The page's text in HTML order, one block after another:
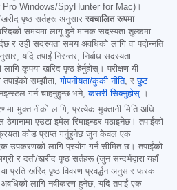
Pro Windows/SpyHunter for Mac)।
खरीद पृष्ठ सर्तहरू अनुसार स्वचालित रूपमा
समयमा लागू हुने मानक सदस्यता शुल्कमा
र उही सदस्यता समय अवधिको लागि वा पदोन्नति
यदि तपाईं निरन्तर, निर्बाध सदस्यता
कृपया खरिद पृष्ठ हेर्नुहोस्। परीक्षण यी
तपाईंको सम्झौता,गोपनीयता/कुकी नीति, रछुट
गर्न चाहनुहुन्छ भने,कसरी सिक्नुहोस् ।
भुक्तानीको लागि, प्रत्येक भुक्तानी मिति अघि
ठेगानामा एउटा इमेल रिमाइन्डर पठाइनेछ। तपाईंको
कोड प्राप्त गर्नुहुनेछ जुन केवल एक
उपकरणको लागि प्रयोग गर्न सीमित छ। तपाईंको
र दर्ता/खरीद पृष्ठ सर्तहरू (जुन सन्दर्भद्वारा यहाँ
प्रति खरिद पृष्ठ विवरण प्रवर्द्धन अनुसार फरक
लागि नवीकरण हुनेछ, यदि तपाईं एक